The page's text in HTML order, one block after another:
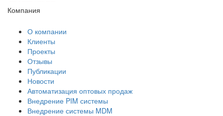
Компания
О компании
Клиенты
Проекты
Отзывы
Публикации
Новости
Автоматизация оптовых продаж
Внедрение PIM системы
Внедрение системы MDM